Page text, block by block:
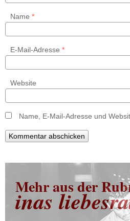
Name *
E-Mail-Adresse *
Website
Name, E-Mail-Adresse und
Mehr aus der
inas